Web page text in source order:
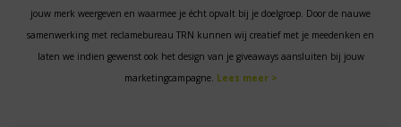
jouw merk weergeven en waarmee je écht opvalt bij je doelgroep. Door de nauwe
samenwerking met reclamebureau TRN kunnen wij creatief met je meedenken en
laten we indien gewenst ook het design van je giveaways aansluiten bij jouw
marketingcampagne. Lees meer >